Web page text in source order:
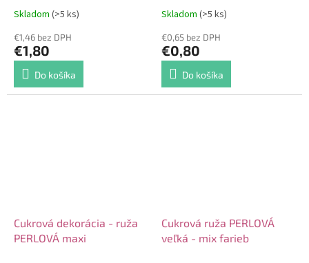
Skladom (>5 ks)
€1,46 bez DPH
€1,80
Do košíka
Skladom (>5 ks)
€0,65 bez DPH
€0,80
Do košíka
Cukrová dekorácia - ruža
PERLOVÁ maxi
Cukrová ruža PERLOVÁ
veľká - mix farieb